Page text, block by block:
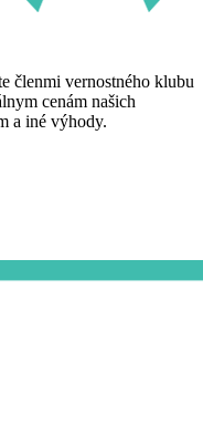
členmi vernostného klubu
cenám našich
a iné výhody.